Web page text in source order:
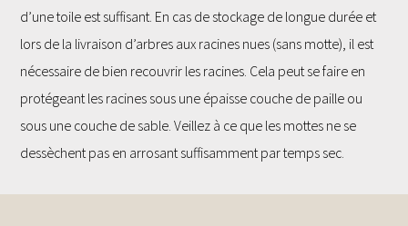
d’une toile est suffisant. En cas de stockage de longue durée et
lors de la livraison d’arbres aux racines nues (sans motte), il est
nécessaire de bien recouvrir les racines. Cela peut se faire en
protégeant les racines sous une épaisse couche de paille ou
sous une couche de sable. Veillez à ce que les mottes ne se
dessèchent pas en arrosant suffisamment par temps sec.